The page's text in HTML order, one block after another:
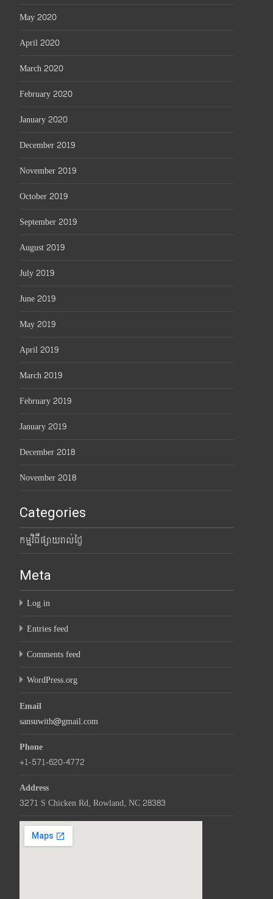
May 2020
April 2020
March 2020
February 2020
January 2020
December 2019
November 2019
October 2019
September 2019
August 2019
July 2019
June 2019
May 2019
April 2019
March 2019
February 2019
January 2019
December 2018
November 2018
Categories
កម្មវិធីផ្សាយរាល់ថ្ងៃ
Meta
Log in
Entries feed
Comments feed
WordPress.org
Email
sansuwith@gmail.com
Phone
+1-571-620-4772
Address
3271 S Chicken Rd, Rowland, NC 28383